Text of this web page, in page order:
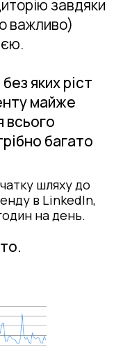
завдяки
важливо)
яких ріст
майже
всього
багато
шляху до
в LinkedIn,
на день.